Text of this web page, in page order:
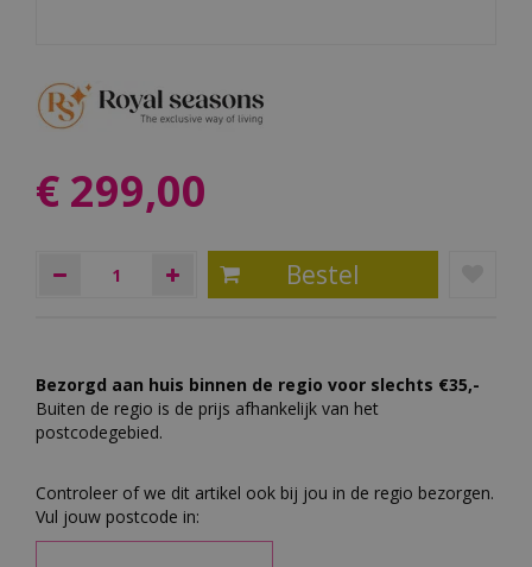
€ 299,00
Bezorgd aan huis binnen de regio voor slechts €35,-
Buiten de regio is de prijs afhankelijk van het
postcodegebied.
Controleer of we dit artikel ook bij jou in de regio bezorgen.
Vul jouw postcode in: